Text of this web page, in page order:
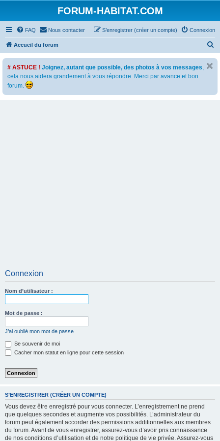
FORUM-HABITAT.COM
FAQ Nous contacter Connexion
S’enregistrer (créer un compte)
Accueil du forum
e
# ASTUCE ! Joignez, autant que possible, des photos à vos messages,
cela nous aidera grandement à vous répondre. Merci par avance et bon
forum.
Connexion
Nom d’utilisateur :
Mot de passe :
J’ai oublié mon mot de passe
Se souvenir de moi
Cacher mon statut en ligne pour cette session
S’ENREGISTRER (CRÉER UN COMPTE)
Vous devez être enregistré pour vous connecter. L’enregistrement ne prend
que quelques secondes et augmente vos possibilités. L’administrateur du
forum peut également accorder des permissions additionnelles aux membres
du forum. Avant de vous enregistrer, assurez-vous d’avoir pris connaissance
de nos conditions d’utilisation et de notre politique de vie privée. Assurez-vous